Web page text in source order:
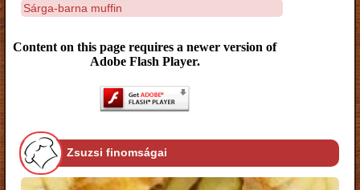
Sárga-barna muffin
Content on this page requires a newer version of
Adobe Flash Player.
Zsuzsi finomságai